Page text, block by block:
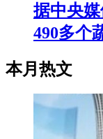
据中央
490多个
本月热文